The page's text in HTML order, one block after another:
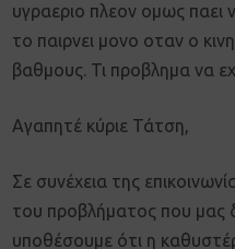
υγραεριο πλεον ομως παει
το παιρνει μονο οταν ο
βαθμους. Τι προβλημα να
Αγαπητέ κύριε Τάτση,
Σε συνέχεια της
του προβλήματος που μας
υποθέσουμε ότι η